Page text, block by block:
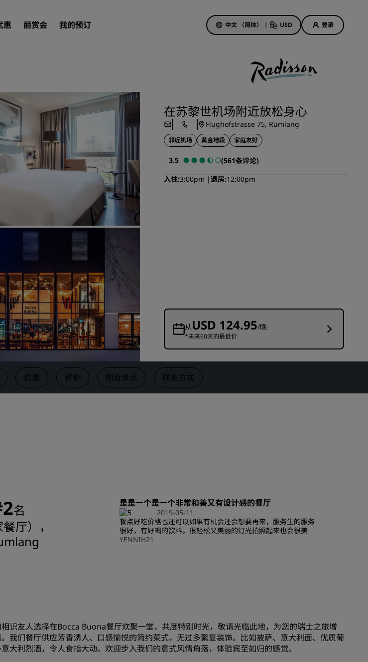
惠 丽赏会 我的预订 中文 （简体） | USD 登录
度假酒店
服务式公寓
机场酒店
新开业和即将开业的酒店
探索丽笙会议
预订会议空间
请求报价
活动目的地
搜索航班
搜索航班
餐饮
搜索餐厅
数字服务
美好的初遇，丰厚的奖励
当日特惠
提前预订
查看套餐
旅行灵感
访问我们的博客
丽赏会
了解丽赏会
如何使用积分
在苏黎世机场附近放松身心
Flughofstrasse 75, Rümlang
邻近机场 黄金地段 家庭友好
3.5
(561条评论)
入住 3:00pm 退房 12:00pm
从USD 124.95/晚
*未来60天的最低价
优惠 评价 附近景点 联系方式
名
厅），
是是一个是一个非常和善又有设计感的餐厅
2019-05-11
餐点好吃价格也还可以如果有机会还会想要再来，服务生的服务
很好，有好喝的饮料。很轻松又美丽的灯光拍照起来也会很美
YENNIH21
识友人选择在Bocca Buona餐厅欢聚一堂，共度特别时光，敬请光临此地，为您的瑞士之旅增
我们餐厅供应芳香诱人、口感愉悦的简约菜式，无过多繁复装饰。比如披萨、意大利面、优质葡
大利烈酒，令人食指大动。欢迎步入我们的意式风情角落，体验宾至如归的感觉。